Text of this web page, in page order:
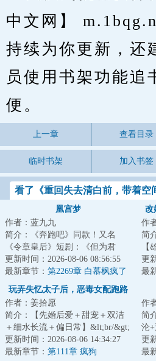
中文网】
持续为你更新，还
员使用书架功能追
便。
上一章 查看目录
临时书架 加入书签
看了《重回失去清白前，带着空
看
凰宫梦
作者：蓝九九
简介：《奔跑吧》同款！又名
《令章皇后》短剧：《但为君
故》《凰宫梦》&lt;br/&gt;【双重
生换亲+宫斗+非...
更新时间：2026-08-06 08:56:55
最新章节： 第2269章 白慕枫疯了
（226万票加更）
改
作
简
【
【
更
最
玩弄失忆太子后，恶毒女配跑路
作者：姜拾愿
简介：【先婚后爱＋甜宠＋双洁
＋细水长流＋偏日常】&lt;br/&gt;
（明媚小太阳×高岭之花）
&lt;br/&gt;宋今...
更新时间：2026-08-06 14:34:27
最新章节： 第111章 疯狗
作
简
沦
清
更
最